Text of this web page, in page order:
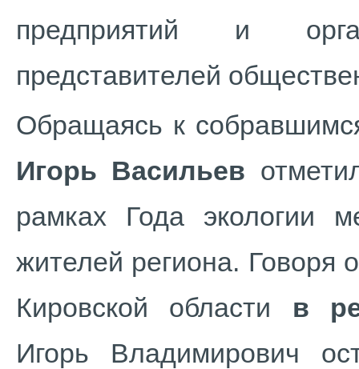
предприятий и
представителей
Обращаясь к
Игорь Васильев
рамках Года экологии
жителей региона. Говоря
Кировской области в
Игорь Владимирович